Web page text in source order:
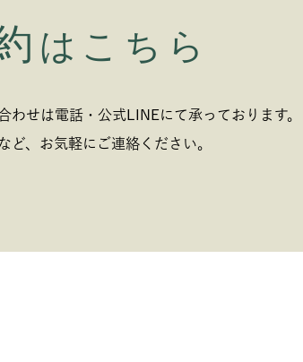
はこちら
わせは電話・公式LINEにて承っております。
ど、お気軽にご連絡ください。